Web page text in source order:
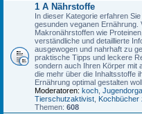
1 A Nährstoffe
In dieser Kategorie erfahren
gesunden veganen Ernährung.
Makronährstoffen wie
verständliche und detaillierte
ausgewogen und nahrhaft zu
praktische Tipps und leckere
sondern auch Ihren Körper mit
die mehr über die Inhaltsstoffe
Ernährung optimal gestalten
Moderatoren: koch
Tierschutzaktivist Kochbücher
Themen: 608